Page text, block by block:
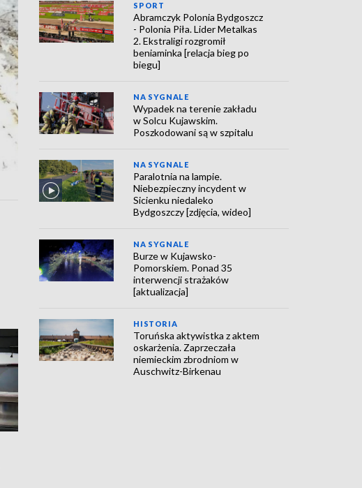
SPORT
Abramczyk Polonia Bydgoszcz
- Polonia Piła. Lider Metalkas
2. Ekstraligi rozgromił
beniaminka [relacja bieg po
biegu]
NA SYGNALE
Wypadek na terenie zakładu
w Solcu Kujawskim.
Poszkodowani są w szpitalu
NA SYGNALE
Paralotnia na lampie.
Niebezpieczny incydent w
Sicienku niedaleko
Bydgoszczy [zdjęcia, wideo]
NA SYGNALE
Burze w Kujawsko-
Pomorskiem. Ponad 35
interwencji strażaków
[aktualizacja]
HISTORIA
Toruńska aktywistka z aktem
oskarżenia. Zaprzeczała
niemieckim zbrodniom w
Auschwitz-Birkenau